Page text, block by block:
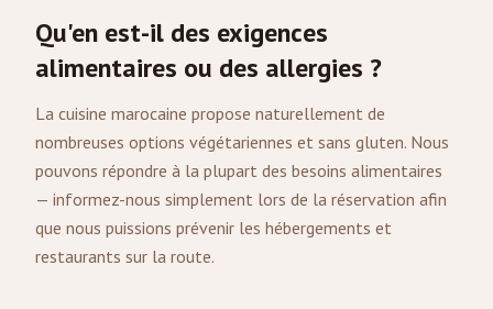
Qu'en est-il des exigences
alimentaires ou des allergies ?
La cuisine marocaine propose naturellement de
nombreuses options végétariennes et sans gluten. Nous
pouvons répondre à la plupart des besoins alimentaires
— informez-nous simplement lors de la réservation afin
que nous puissions prévenir les hébergements et
restaurants sur la route.